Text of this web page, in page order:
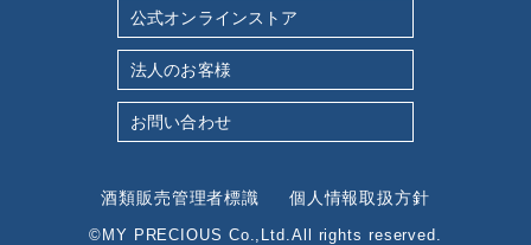
公式オンラインストア
法人のお客様
お問い合わせ
酒類販売管理者標識 個人情報取扱方針
©MY PRECIOUS Co.,Ltd.All rights reserved.